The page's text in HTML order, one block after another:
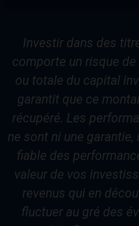
Investir dans des
comporte un risque
ou totale du capital
garantit que ce
récupéré. Les
ne sont ni une
fiable des
valeur de vos
revenus qui en
fluctuer au gré des